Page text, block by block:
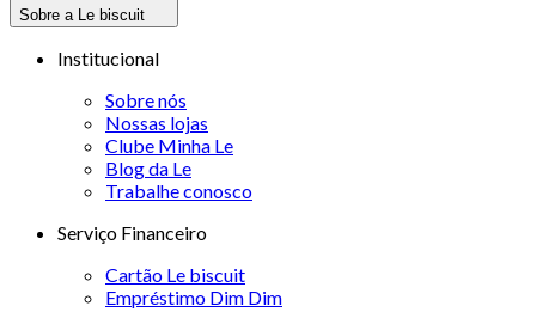
Sobre a Le biscuit
Institucional
Sobre nós
Nossas lojas
Clube Minha Le
Blog da Le
Trabalhe conosco
Serviço Financeiro
Cartão Le biscuit
Empréstimo Dim Dim